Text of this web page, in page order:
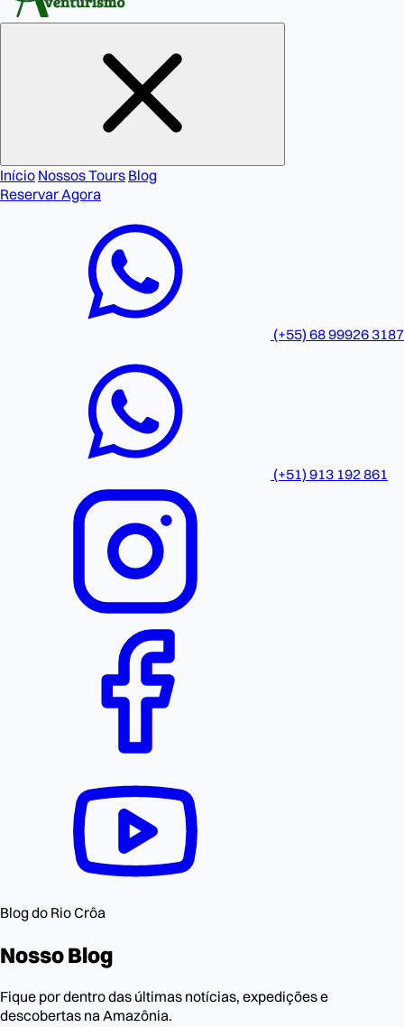
Início Nossos Tours Blog
Reservar Agora
(+55) 68 99926 3187
(+51) 913 192 861
Blog do Rio Crôa
NossoBlog
Fique por dentro das últimas notícias, expedições e
descobertas na Amazônia.